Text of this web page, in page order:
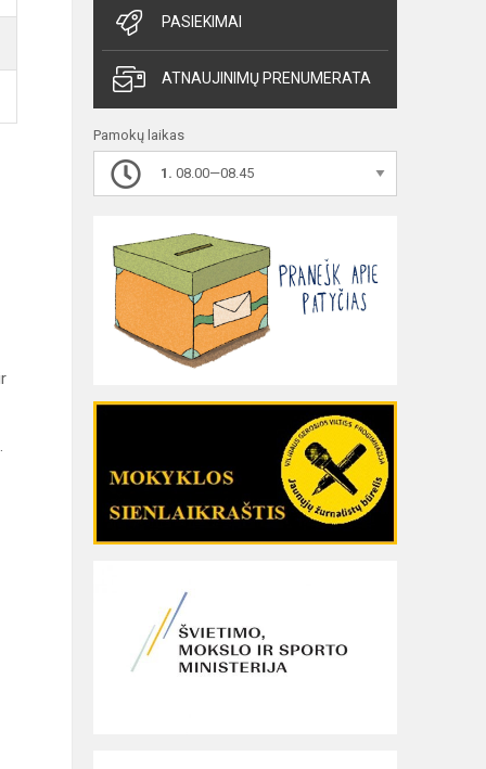
PASIEKIMAI
ATNAUJINIMŲ PRENUMERATA
Pamokų laikas
1. 08.00—08.45